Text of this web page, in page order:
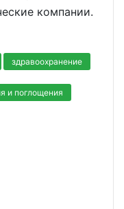
компании.
здравоохранение
и поглощения